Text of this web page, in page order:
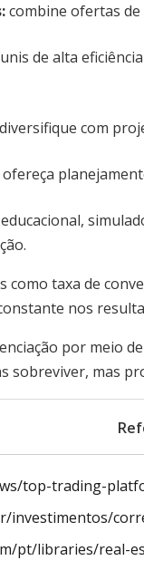
:combine ofertas
de alta
diversifique com
ofereça
como taxa de
nos
por meio de
sobreviver, mas
top-trading-
investimentos/
pt/libraries/real-